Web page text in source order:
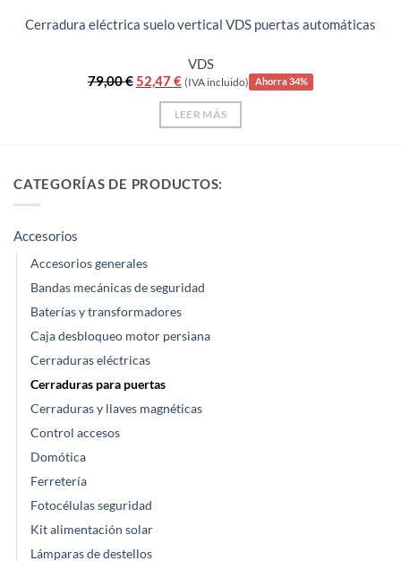
Cerradura eléctrica suelo vertical VDS puertas automáticas
VDS
79,00€ El
precio
original
79,00 €.
52,47€El
precio
actual
es:
52,47 €.
(IVA incluido) Ahorra 34%
LEER MÁS
CATEGORÍAS DE PRODUCTOS:
Accesorios
Accesorios generales
Bandas mecánicas de seguridad
Baterías y transformadores
Caja desbloqueo motor persiana
Cerraduras eléctricas
Cerraduras para puertas
Cerraduras y llaves magnéticas
Control accesos
Domótica
Ferretería
Fotocélulas seguridad
Kit alimentación solar
Lámparas de destellos